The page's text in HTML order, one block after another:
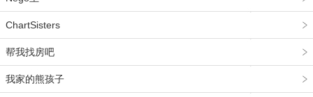
ChartSisters
帮我找房吧
我家的熊孩子